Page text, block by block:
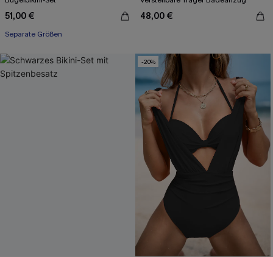
51,00 €
Separate Größen
48,00 €
-20%